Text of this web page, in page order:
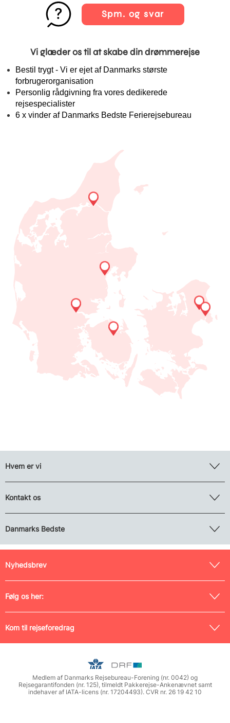
Spm. og svar
Vi glæder os til at skabe din drømmerejse
Bestil trygt - Vi er ejet af Danmarks største
forbrugerorganisation
Personlig rådgivning fra vores dedikerede
rejsespecialister
6 x vinder af Danmarks Bedste Ferierejsebureau
Hvem er vi
Kontakt os
Danmarks Bedste
Nyhedsbrev
Følg os her:
Kom til rejseforedrag
Medlem af Danmarks Rejsebureau-Forening (nr. 0042) og
Rejsegarantifonden (nr. 125), tilmeldt Pakkerejse-Ankenævnet samt
indehaver af IATA-licens (nr. 17204493). CVR nr. 26 19 42 10